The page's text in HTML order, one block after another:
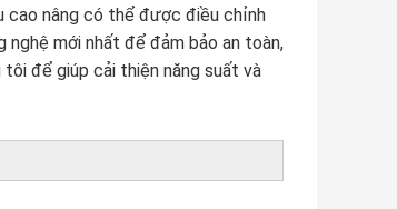
cao nâng có thể được điều chỉnh
mới nhất để đảm bảo an toàn,
để giúp cải thiện năng suất và